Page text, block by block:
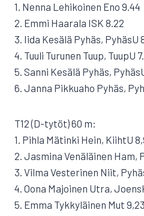
1. Nenna Lehikoinen Eno 9.44
2. Emmi Haarala ISK 8.22
3. Iida Kesälä Pyhäs, PyhäsU
4. Tuuli Turunen Tuup, TuupU
5. Sanni Kesälä Pyhäs,
6. Janna Pikkuaho Pyhäs,
T12 (D-tytöt) 60 m:
1. Pihla Mätinki Hein, KiihtU
2. Jasmina Venäläinen Ham,
3. Vilma Vesterinen Niit,
4. Oona Majoinen Utra,
5. Emma Tykkyläinen Mut 9,23